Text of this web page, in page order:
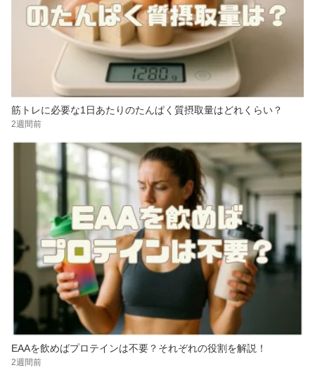
筋トレに必要な1日あたりのたんぱく質摂取量はどれくらい？
2週間前
EAAを飲めばプロテインは不要？それぞれの役割を解説！
2週間前